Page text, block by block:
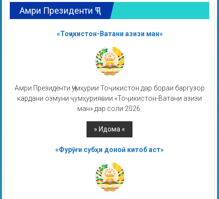
Амри Президенти ҶТ
«Тоҷикистон-Ватани азизи ман»
Амри Президенти Ҷумҳурии Тоҷикистон дар бораи баргузор
кардани озмуни ҷумҳуриявии «Тоҷикистон-Ватани азизи
ман» дар соли 2026.
«Фурӯғи субҳи доноӣ китоб аст»